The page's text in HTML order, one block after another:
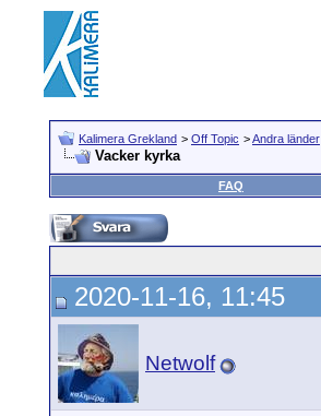
Kalimera Grekland > Off Topic >Andra länder
Vacker kyrka
FAQ
2020-11-16, 11:45
Netwolf